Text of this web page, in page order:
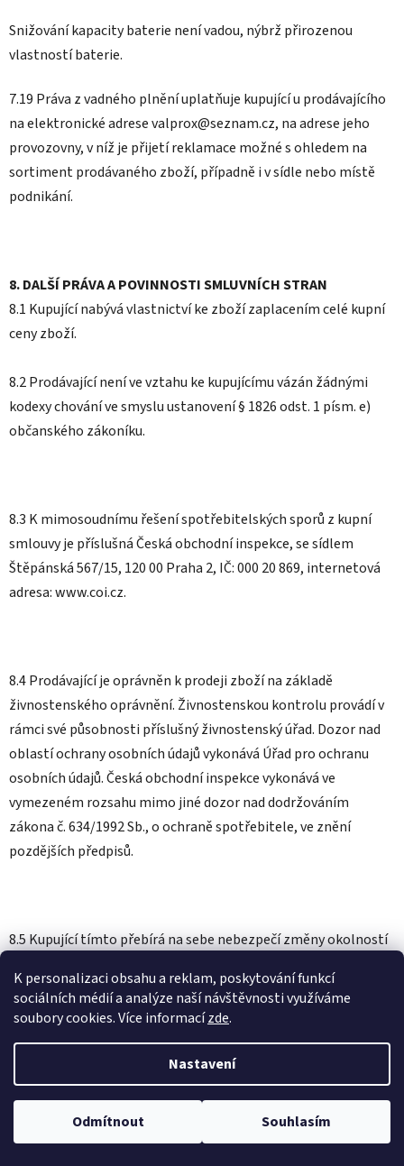
K personalizaci obsahu a reklam, poskytování funkcí
sociálních médií a analýze naší návštěvnosti využíváme
soubory cookies. Více informacízde.
Nastavení
Odmítnout Souhlasím
Snižování kapacity baterie není vadou, nýbrž přirozenou
vlastností baterie.
7.19 Práva z vadného plnění uplatňuje kupující u prodávajícího
na elektronické adrese valprox@seznam.cz, na adrese jeho
provozovny, v níž je přijetí reklamace možné s ohledem na
sortiment prodávaného zboží, případně i v sídle nebo místě
podnikání.
8. DALŠÍ PRÁVA A POVINNOSTI SMLUVNÍCH STRAN
8.1 Kupující nabývá vlastnictví ke zboží zaplacením celé kupní
ceny zboží.
8.2 Prodávající není ve vztahu ke kupujícímu vázán žádnými
kodexy chování ve smyslu ustanovení § 1826 odst. 1 písm. e)
občanského zákoníku.
8.3 K mimosoudnímu řešení spotřebitelských sporů z kupní
smlouvy je příslušná Česká obchodní inspekce, se sídlem
Štěpánská 567/15, 120 00 Praha 2, IČ: 000 20 869, internetová
adresa: www.coi.cz.
8.4 Prodávající je oprávněn k prodeji zboží na základě
živnostenského oprávnění. Živnostenskou kontrolu provádí v
rámci své působnosti příslušný živnostenský úřad. Dozor nad
oblastí ochrany osobních údajů vykonává Úřad pro ochranu
osobních údajů. Česká obchodní inspekce vykonává ve
vymezeném rozsahu mimo jiné dozor nad dodržováním
zákona č. 634/1992 Sb., o ochraně spotřebitele, ve znění
pozdějších předpisů.
8.5 Kupující tímto přebírá na sebe nebezpečí změny okolností
9. OCHRANA OSOBNÍCH ÚDAJŮ
osobou, je poskytována zákonem č. 101/2000 Sb., o ochraně
osobních údajů, ve znění pozdějších předpisů, a dále nařízením
Evropského parlamentu a Rady (EU) č. 2016/679 o ochraně